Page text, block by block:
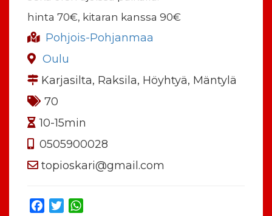
hinta 70€, kitaran kanssa 90€
Pohjois-Pohjanmaa
Oulu
Karjasilta, Raksila, Höyhtyä, Mäntylä
70
10-15min
0505900028
topioskari@gmail.com
Facebook
Twitter